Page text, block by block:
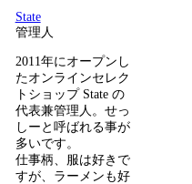
State
管理人
2011年にオープンし
たオンラインセレク
トショップ State の
代表兼管理人。せっ
しーと呼ばれる事が
多いです。
仕事柄、服は好きで
すが、ラーメンも好